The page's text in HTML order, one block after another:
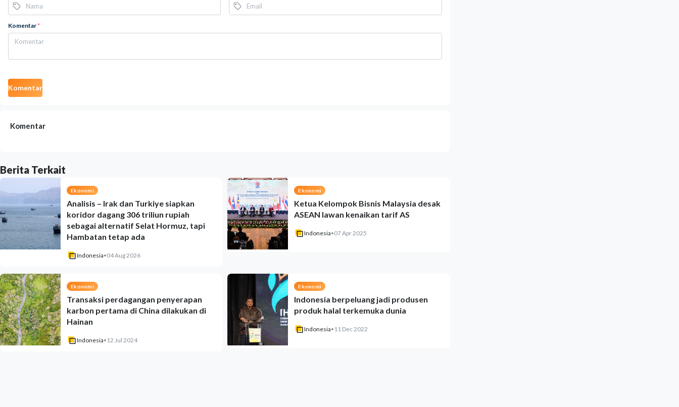
Komentar*
Komentar
Komentar
Berita Terkait
Ekonomi
Analisis – Irak dan Turkiye siapkan
koridor dagang 306 triliun rupiah
sebagai alternatif Selat Hormuz, tapi
Hambatan tetap ada
Indonesia•04 Aug 2026
Ekonomi
Ketua Kelompok Bisnis Malaysia desak
ASEAN lawan kenaikan tarif AS
Indonesia•07 Apr 2025
Ekonomi
Transaksi perdagangan penyerapan
karbon pertama di China dilakukan di
Hainan
Indonesia• 12 Jul 2024
Ekonomi
Indonesia berpeluang jadi produsen
produk halal terkemuka dunia
Indonesia• 11 Dec 2022